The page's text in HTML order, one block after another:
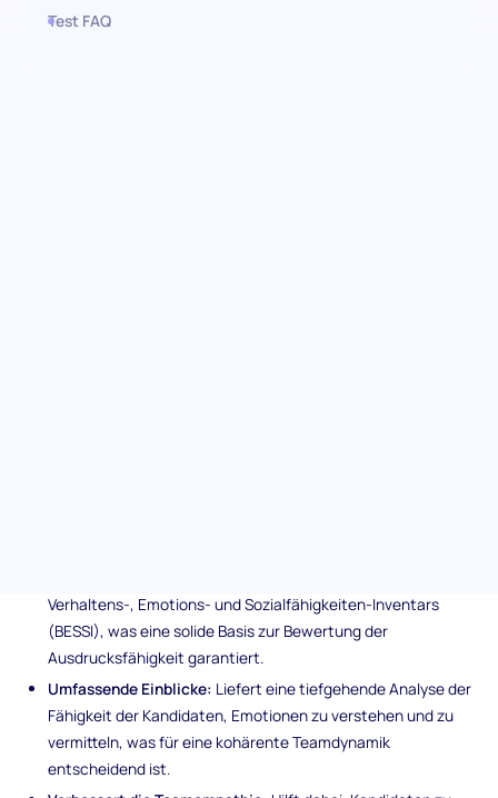
Test FAQ
Verhaltens-, Emotions- und Sozialfähigkeiten-Inventars
(BESSI), was eine solide Basis zur Bewertung der
Ausdrucksfähigkeit garantiert.
Umfassende Einblicke: Liefert eine tiefgehende Analyse der
Fähigkeit der Kandidaten, Emotionen zu verstehen und zu
vermitteln, was für eine kohärente Teamdynamik
entscheidend ist.